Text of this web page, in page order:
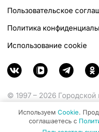
Пользовательское
Политика
Использование cookie
© 1997 – 2026 Городской
Министерства
коммуникаций
Используем Cookie.
соглашаетесь с